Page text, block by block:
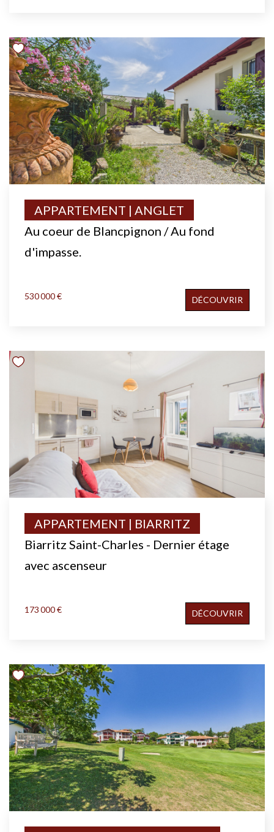
Au coeur de Blancpignon / Au fond
d'impasse.
APPARTEMENT | ANGLET
530 000 € DÉCOUVRIR
Biarritz Saint-Charles - Dernier étage
avec ascenseur
APPARTEMENT | BIARRITZ
173 000 € DÉCOUVRIR